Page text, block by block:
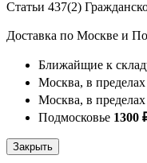
Статьи 437(2)
Доставка по Москве и
Ближайщие к
Москва, в
Москва, в
Подмосковье 1300